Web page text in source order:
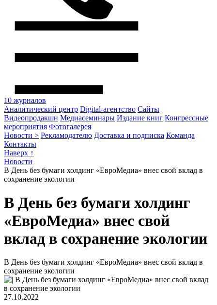
10 журналов
Аналитический центр Digital-агентство Сайты
Видеопродакшн Медиасеминары Издание книг Конгрессные
мероприятия Фотогалерея
Новости > Рекламодателю Доставка и подписка Команда
Контакты
Наверх ↑
Новости
В День без бумаги холдинг «ЕвроМедиа» внес свой вклад в
сохранение экологии
В День без бумаги холдинг
«ЕвроМедиа» внес свой
вклад в сохранение экологии
В День без бумаги холдинг «ЕвроМедиа» внес свой вклад в
сохранение экологии
27.10.2022